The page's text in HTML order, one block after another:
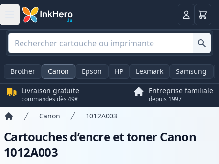
Panier
Brother Canon Epson HP Lexmark Samsung
Livraison gratuite
commandes dès 49€
Entreprise familiale
depuis 1997
Canon 1012A003
Cartouches d’encre et toner Canon
1012A003